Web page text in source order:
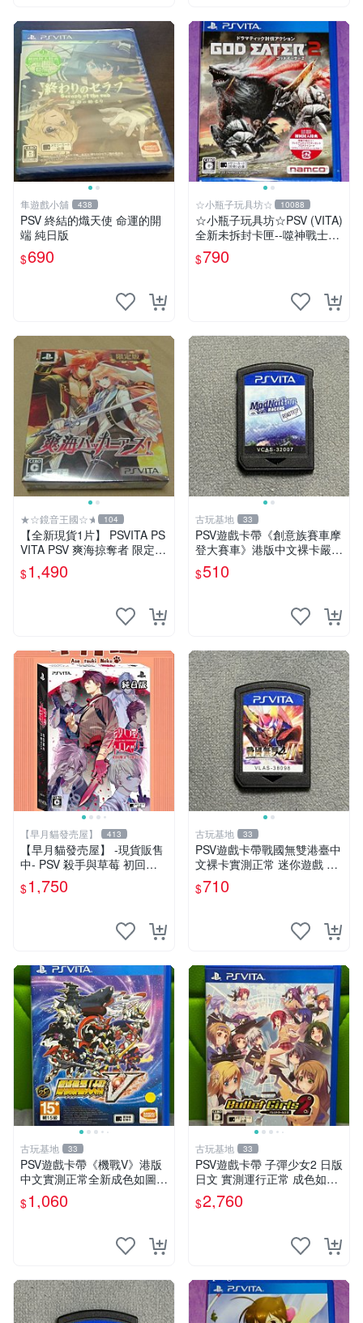
隼遊戲小舖 438
PSV 終結的熾天使 命運的開
端 純日版
$690
☆小瓶子玩具坊☆ 10088
☆小瓶子玩具坊☆PSV (VITA)
全新未拆封卡匣--噬神戰士2
《噬神者2》(日版)
$790
★☆鏡音王國☆★ 104
【全新現貨1片】 PSVITA PS
VITA PSV 爽海掠奪者 限定版
純日版 日文版
$1,490
古玩基地 33
PSV遊戲卡帶《創意族賽車摩
登大賽車》港版中文裸卡嚴選
推薦，實測無誤跑順暢行。僅
限Sony PSP機器使用，其他
$510
【早月貓發売屋】 413
【早月貓發売屋】 -現貨販售
中- PSV 殺手與草莓 初回限
定版 月影BOX 純日版 日文版
※戀愛×懸疑※
$1,750
古玩基地 33
PSV遊戲卡帶戰國無雙港臺中
文裸卡實測正常 迷你遊戲 主
題遊戲 卡帶 Sony專用
$710
古玩基地 33
PSV遊戲卡帶《機戰V》港版
中文實測正常全新成色如圖拍
前確認 psv 港版 中文版
$1,060
古玩基地 33
PSV遊戲卡帶 子彈少女2 日版
日文 實測運行正常 成色如圖
售時不退 子彈少女 PSV 游戲
$2,760